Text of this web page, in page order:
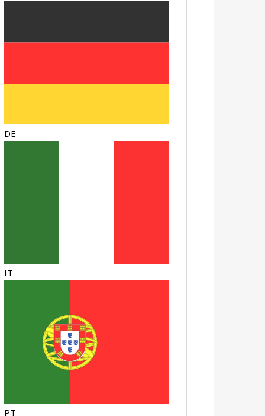
DE
IT
PT